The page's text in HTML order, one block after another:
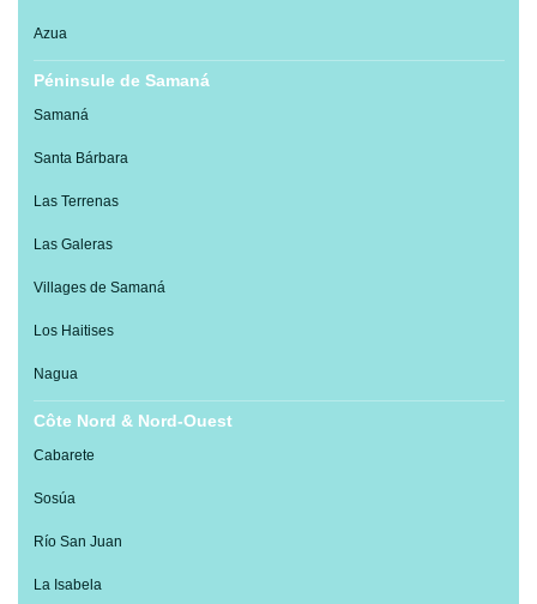
Azua
Péninsule de Samaná
Samaná
Santa Bárbara
Las Terrenas
Las Galeras
Villages de Samaná
Los Haitises
Nagua
Côte Nord & Nord-Ouest
Cabarete
Sosúa
Río San Juan
La Isabela